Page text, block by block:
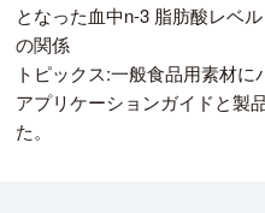
となった血中n-3 脂肪酸レベ
の関係
トピックス:一般食品用素材
アプリケーションガイドと製
た。